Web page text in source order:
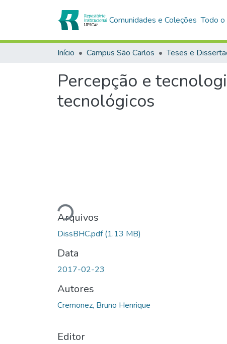
Comunidades e Coleções Todo
Início Campus São Carlos Teses e
Percepção e
tecnológicos
Carregando...
Arquivos
DissBHC.pdf(1.13 MB)
Data
2017-02-23
Autores
Cremonez, Bruno Henrique
Editor